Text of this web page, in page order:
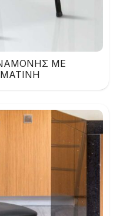
ΜΕ